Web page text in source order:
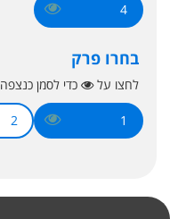
4
בחרו פרק
לחצו על כדי לסמן כנצפה
1
2